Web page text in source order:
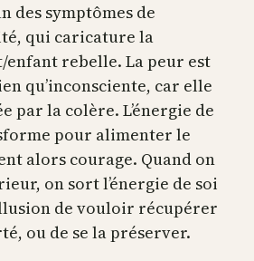
des symptômes de
qui caricature la
rebelle. La peur est
qu’inconsciente, car elle
par la colère. L’énergie de
pour alimenter le
alors courage. Quand on
on sort l’énergie de soi
de vouloir récupérer
ou de se la préserver.